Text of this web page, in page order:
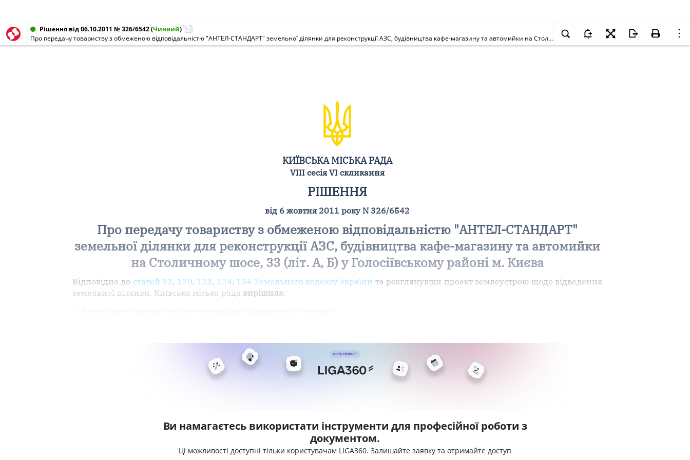
Рішення від 06.10.2011 № 326/6542(Чинний)
Про передачу товариству з обмеженою відповідальністю "АНТЕЛ-СТАНДАРТ" земельної ділянки для реконструкції АЗС, будівництва кафе-магазину та автомийки на Столичному шосе, 33 (літ. А, Б) у Голосіївському районі м. Києва
КИЇВСЬКА МІСЬКА РАДА
VIII сесія VI скликання
РІШЕННЯ
від 6 жовтня 2011 року N 326/6542
Про передачу товариству з обмеженою відповідальністю "АНТЕЛ-СТАНДАРТ"
земельної ділянки для реконструкції АЗС, будівництва кафе-магазину та автомийки
на Столичному шосе, 33 (літ. А, Б) у Голосіївському районі м. Києва
Відповідно до статей 93, 120, 123, 124, 134 Земельного кодексу України та розглянувши проект землеустрою щодо відведення
земельної ділянки, Київська міська рада вирішила:
Ви намагаєтесь використати інструменти для професійної роботи з
документом.
Ці можливості доступні тільки користувачам LIGA360. Залишайте заявку та отримайте доступ